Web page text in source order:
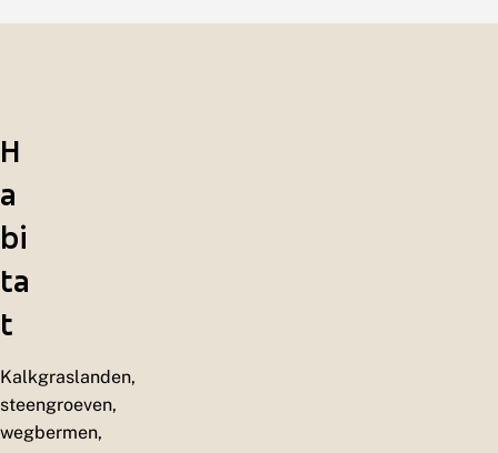
H
a
bi
ta
t
Kalkgraslanden,
steengroeven,
wegbermen,